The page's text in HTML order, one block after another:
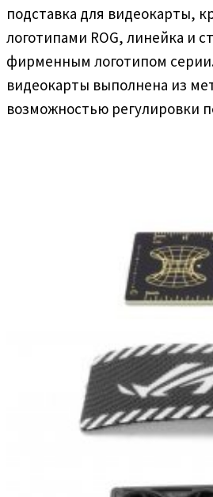
подставка для видеокарты,
логотипами ROG, линейка и
фирменным логотипом
видеокарты выполнена из
возможностью регулировки